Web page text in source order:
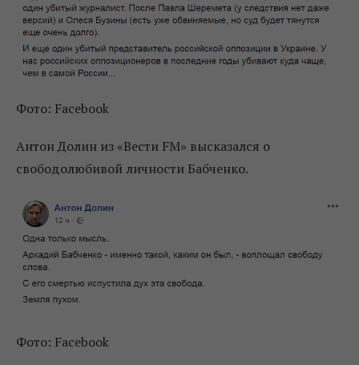
Фото: Facebook
Антон Долин из «Вести FM» высказался о
свободолюбивой личности Бабченко.
Фото: Facebook